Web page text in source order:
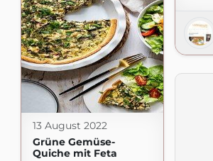
13 August 2022
Grüne Gemüse-
Quiche mit Feta